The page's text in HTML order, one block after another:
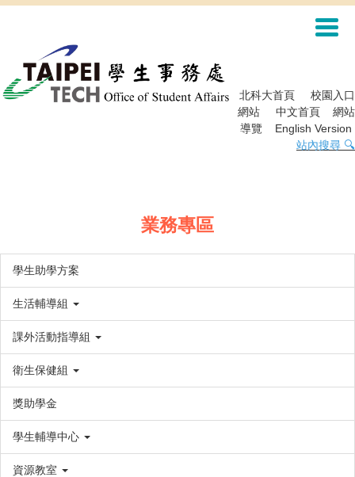
內
容
北科大首頁
校園入口
網站
中文首頁
網站
導覽
English Version
站內搜尋 🔍
業務專區
學生助學方案
生活輔導組
課外活動指導組
衛生保健組
獎助學金
學生輔導中心
資源教室